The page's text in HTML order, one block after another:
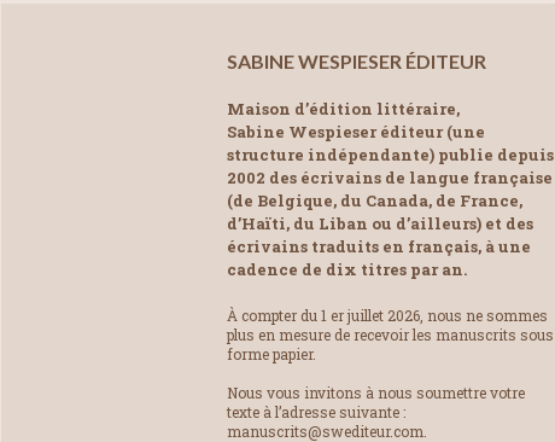
SABINE WESPIESER ÉDITEUR
Maison d’édition littéraire,
Sabine Wespieser éditeur (une
structure indépendante) publie depuis
2002 des écrivains de langue française
(de Belgique, du Canada, de France,
d’Haïti, du Liban ou d’ailleurs) et des
écrivains traduits en français, à une
cadence de dix titres par an.
À compter du 1 er juillet 2026, nous ne sommes
plus en mesure de recevoir les manuscrits sous
forme papier.
Nous vous invitons à nous soumettre votre
texte à l’adresse suivante :
manuscrits@swediteur.com.